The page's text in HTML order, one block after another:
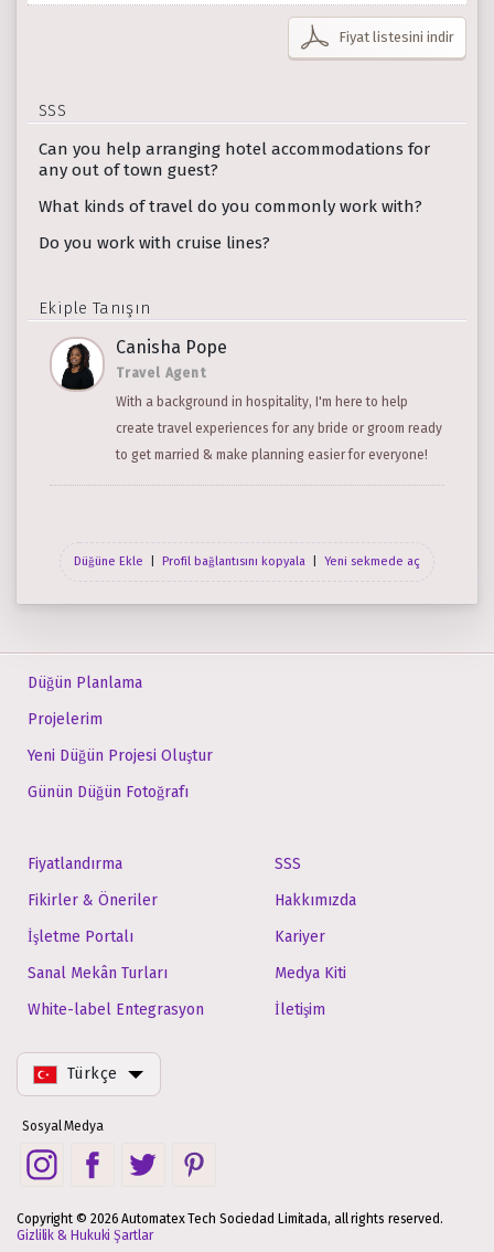
Fiyat listesini indir
SSS
Can you help arranging hotel accommodations for
any out of town guest?
What kinds of travel do you commonly work with?
Do you work with cruise lines?
Ekiple Tanışın
Canisha Pope
Travel Agent
With a background in hospitality, I'm here to help
create travel experiences for any bride or groom ready
to get married & make planning easier for everyone!
Düğüne Ekle Profil bağlantısını kopyala Yeni sekmede aç
Düğün Planlama
Projelerim
Yeni Düğün Projesi Oluştur
Günün Düğün Fotoğrafı
Fiyatlandırma
Fikirler & Öneriler
İşletme Portalı
Sanal Mekân Turları
White-label Entegrasyon
SSS
Hakkımızda
Kariyer
Medya Kiti
İletişim
Türkçe
Sosyal Medya
Copyright © 2026 Automatex Tech Sociedad Limitada, all rights reserved.
Gizlilik & Hukuki Şartlar